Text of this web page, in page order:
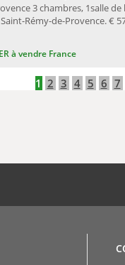
à vendre France
3 chambres, 1salle
Rémy-de-Provence. €
1 2 3 4 5 6 7